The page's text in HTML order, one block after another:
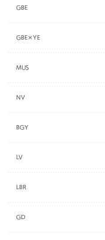
GBE
GBE×YE
MUS
NV
BGY
LV
LBR
GD